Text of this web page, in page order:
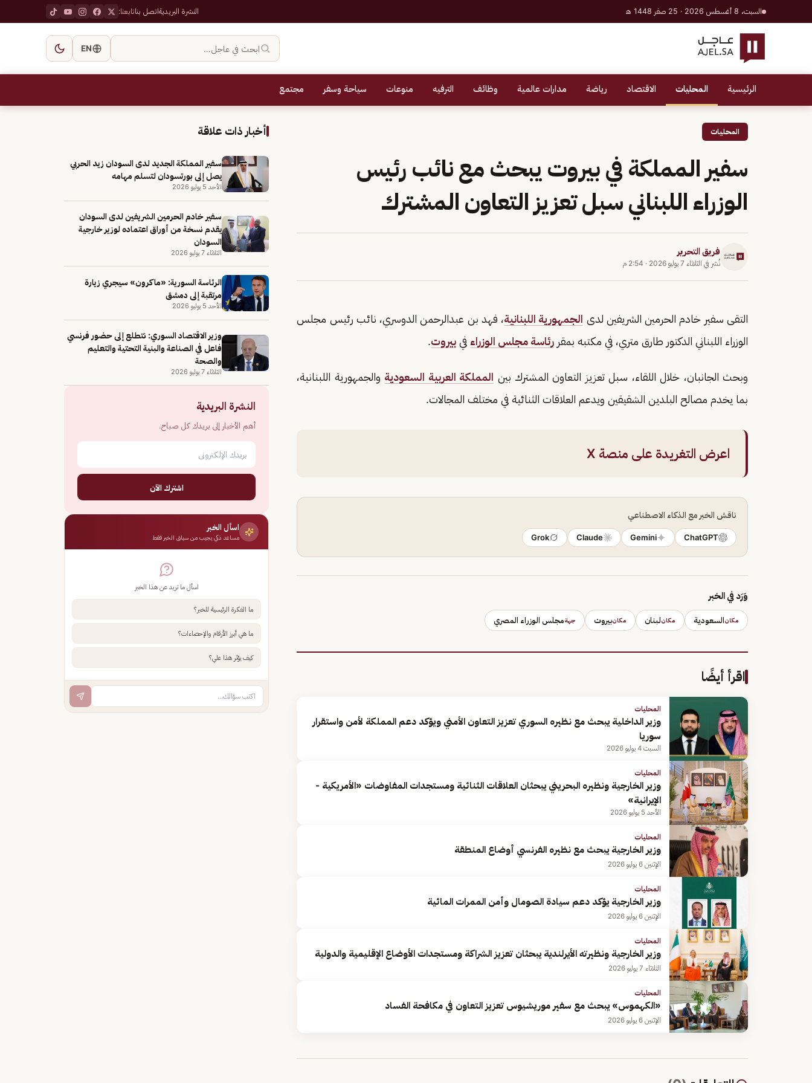
السبت، 8 أغسطس 2026 · 25 صفر 1448 هـ النشرة البريديةاتصل بناتابعنا:
ابحث في عاجل… EN
الرئيسية المحليات الاقتصاد رياضة مدارات عالمية وظائف الترفيه منوعات سياحة وسفر مجتمع
المحليات
سفير المملكة في بيروت يبحث مع نائب رئيس
الوزراء اللبناني سبل تعزيز التعاون المشترك
فريق التحرير
نُشر في الثلاثاء 7 يوليو 2026 · 2:54 م
التقى سفير خادم الحرمين الشريفين لدى الجمهورية اللبنانية، فهد بن عبدالرحمن الدوسري، نائب رئيس مجلس
الوزراء اللبناني الدكتور طارق متري، في مكتبه بمقر رئاسة مجلس الوزراء في بيروت.
وبحث الجانبان، خلال اللقاء، سبل تعزيز التعاون المشترك بين المملكة العربية السعودية والجمهورية اللبنانية،
بما يخدم مصالح البلدين الشقيقين ويدعم العلاقات الثنائية في مختلف المجالات.
اعرض التغريدة على منصة X
ناقش الخبر مع الذكاء الاصطناعي
ChatGPT
Gemini
Claude
Grok
وَرَد في الخبر
مكانالسعودية مكانلبنان مكانبيروت جهةمجلس الوزراء المصري
اقرأ أيضًا
المحليات
وزير الداخلية يبحث مع نظيره السوري تعزيز التعاون الأمني ويؤكد دعم المملكة لأمن واستقرار
سوريا
السبت 4 يوليو 2026
المحليات
وزير الخارجية ونظيره البحريني يبحثان العلاقات الثنائية ومستجدات المفاوضات «الأمريكية -
الإيرانية»
الأحد 5 يوليو 2026
المحليات
وزير الخارجية يبحث مع نظيره الفرنسي أوضاع المنطقة
الإثنين 6 يوليو 2026
المحليات
وزير الخارجية يؤكد دعم سيادة الصومال وأمن الممرات المائية
الإثنين 6 يوليو 2026
المحليات
وزير الخارجية ونظيرته الأيرلندية يبحثان تعزيز الشراكة ومستجدات الأوضاع الإقليمية والدولية
الثلاثاء 7 يوليو 2026
المحليات
«الكهموس» يبحث مع سفير موريشيوس تعزيز التعاون في مكافحة الفساد
الإثنين 6 يوليو 2026
أخبار ذات علاقة
سفير المملكة الجديد لدى السودان زيد الحربي
يصل إلى بورتسودان لتسلم مهامه
الأحد 5 يوليو 2026
سفير خادم الحرمين الشريفين لدى السودان
يقدم نسخة من أوراق اعتماده لوزير خارجية
السودان
الثلاثاء 7 يوليو 2026
الرئاسة السورية: «ماكرون» سيجري زيارة
مرتقبة إلى دمشق
الأحد 5 يوليو 2026
وزير الاقتصاد السوري: نتطلع إلى حضور فرنسي
فاعل في الصناعة والبنية التحتية والتعليم
والصحة
الثلاثاء 7 يوليو 2026
النشرة البريدية
أهم الأخبار إلى بريدك كل صباح.
اشترك الآن
اسأل الخبر
مساعد ذكي يجيب من سياق الخبر فقط
اسأل ما تريد عن هذا الخبر
ما الفكرة الرئيسية للخبر؟
ما هي أبرز الأرقام والإحصاءات؟
كيف يؤثر هذا علي؟